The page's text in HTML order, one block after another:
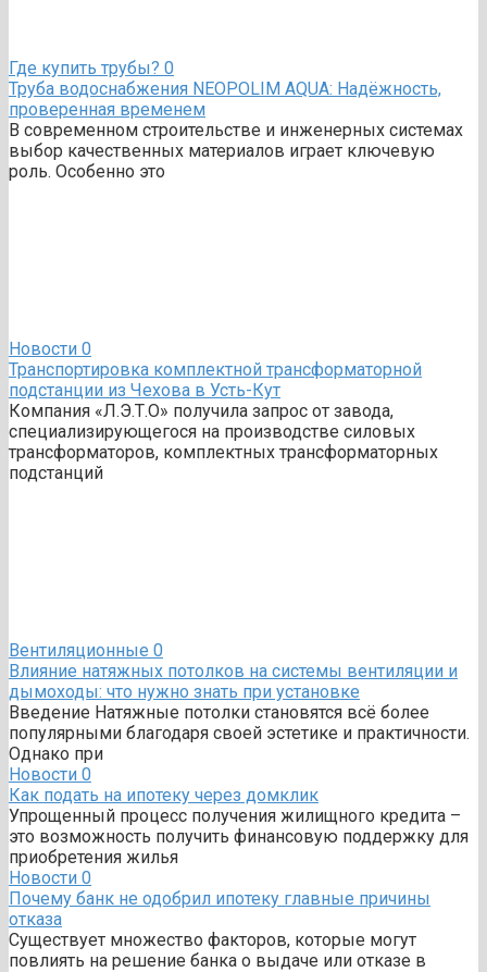
Где купить трубы? 0
Труба водоснабжения NEOPOLIM AQUA: Надёжность,
проверенная временем
В современном строительстве и инженерных системах
выбор качественных материалов играет ключевую
роль. Особенно это
Новости 0
Транспортировка комплектной трансформаторной
подстанции из Чехова в Усть-Кут
Компания «Л.Э.Т.О» получила запрос от завода,
специализирующегося на производстве силовых
трансформаторов, комплектных трансформаторных
подстанций
Вентиляционные 0
Влияние натяжных потолков на системы вентиляции и
дымоходы: что нужно знать при установке
Введение Натяжные потолки становятся всё более
популярными благодаря своей эстетике и практичности.
Однако при
Новости 0
Как подать на ипотеку через домклик
Упрощенный процесс получения жилищного кредита –
это возможность получить финансовую поддержку для
приобретения жилья
Новости 0
Почему банк не одобрил ипотеку главные причины
отказа
Существует множество факторов, которые могут
повлиять на решение банка о выдаче или отказе в